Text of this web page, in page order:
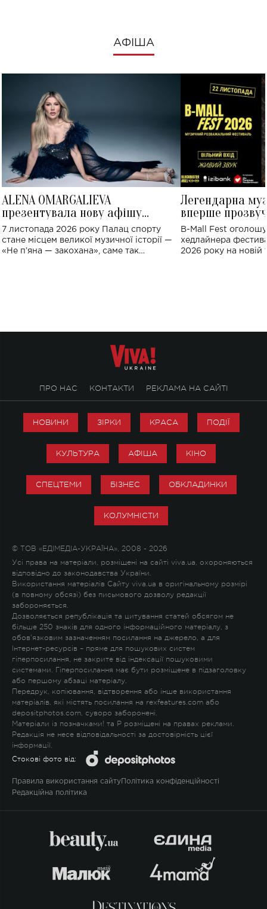
АФІША
ALENA OMARGALIEVA
презентувала нову афішу
великого концерту в Палаці
спорту
7 листопада 2026 року Палац спорту
стане місцем великої музичної історії —
«Не пʼяна — закохана», саме так
Легендарна
вперше
Україні: де
B-Mall Fest
хедлайнера
2026 року на новій
ПРО НАС КОНТАКТИ РЕКЛАМА НА САЙТІ
НОВИНИ ЗІРКИ КРАСА ПОДІЇ
КУЛЬТУРА АФІША КІНО
СПЕЦТЕМИ БІЗНЕС ОБКЛАДИНКИ
КОЛУМНІСТИ
© ТОВ «ЕДІМЕДІА-УКРАЇНА», 2008 - 2026
Усі права на матеріали, розміщені на сайті viva.ua, охороняються
відповідно до законодавства України.
Використання матеріалів Сайту viva.ua в оригінальному розмірі
(в повному обсязі) без письмового дозволу редакції
забороняється.
Дозволяється републікація та цитування статей обсягом не
більше 250 знаків для одного інформаційного матеріалу, з
обов'язковим зазначенням посилання на джерело, а для
Інтернет-ресурсів – пряме для пошукових систем
гіперпосилання, не закрите від індексації пошуковими
системами. Гіперпосилання має бути розміщене в підзаголовку
або першому абзаці матеріалу.
Передрук, копіювання, відтворення або інше використання
матеріалів, які містять посилання на rexfeatures.com або
depositphotos.com, суворо заборонені.
Матеріали із позначками! та P розміщені на правах реклами.
Редакція не несе відповідальності за достовірність цієї
інформації.
Стокові фото від:
Правила використання сайту Політика конфіденційності
Редакційна політика